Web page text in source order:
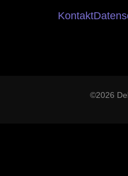
Kontakt
©2026